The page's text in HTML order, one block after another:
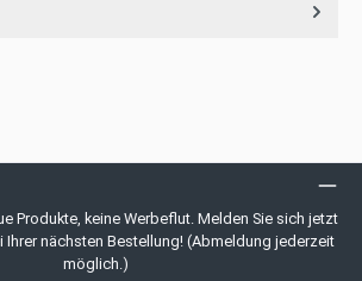
Produkte, keine Werbeflut. Melden Sie sich jetzt
Ihrer nächsten Bestellung! (Abmeldung jederzeit
möglich.)